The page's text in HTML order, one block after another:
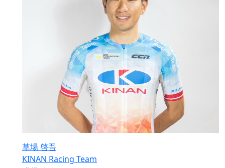
草場 啓吾
KINAN Racing Team